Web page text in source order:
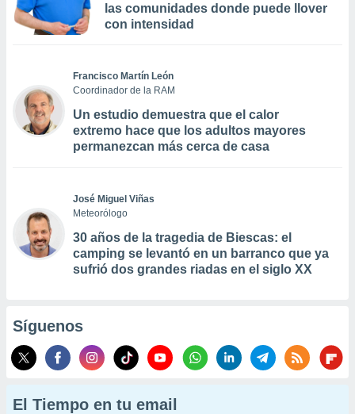
las comunidades donde puede llover
con intensidad
Francisco Martín León
Coordinador de la RAM
Un estudio demuestra que el calor
extremo hace que los adultos mayores
permanezcan más cerca de casa
José Miguel Viñas
Meteorólogo
30 años de la tragedia de Biescas: el
camping se levantó en un barranco que ya
sufrió dos grandes riadas en el siglo XX
Síguenos
El Tiempo en tu email